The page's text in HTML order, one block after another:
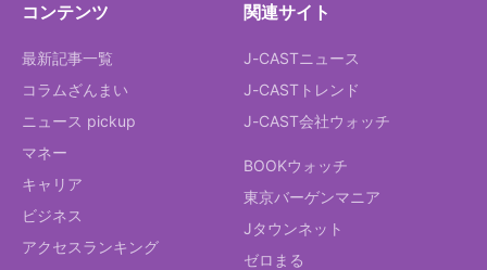
コンテンツ
最新記事一覧
コラムざんまい
ニュース pickup
マネー
キャリア
ビジネス
アクセスランキング
関連サイト
J-CASTニュース
J-CASTトレンド
J-CAST会社ウォッチ
BOOKウォッチ
東京バーゲンマニア
Jタウンネット
ゼロまる